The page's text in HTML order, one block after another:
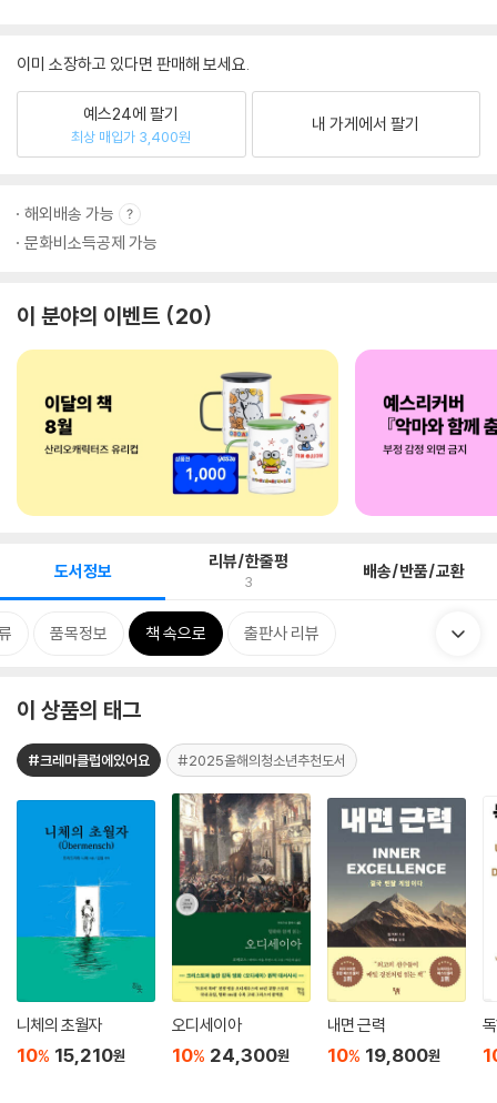
이미 소장하고 있다면 판매해 보세요.
예스24에 팔기
최상 매입가 3,400원
내 가게에서 팔기
해외배송 가능
문화비소득공제 가능
이 분야의 이벤트 20
도서정보 리뷰/한줄평
3 배송/반품/교환
품목정보 책 속으로 출판사 리뷰
이 상품의 태그
#크레마클럽에있어요 #2025올해의청소년추천도서
니체의 초월자
10% 15,210원
오디세이아
10% 24,300원
내면 근력
10% 19,800원